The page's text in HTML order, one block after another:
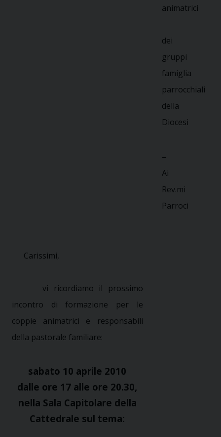
animatrici
dei
gruppi
famiglia
parrocchiali
della
Diocesi
–
Ai
Rev.mi
Parroci
Carissimi,
vi ricordiamo il prossimo
incontro di formazione per le
coppie animatrici e responsabili
della pastorale familiare:
sabato 10 aprile 2010
dalle ore 17 alle ore 20.30,
nella Sala Capitolare della
Cattedrale sul tema: